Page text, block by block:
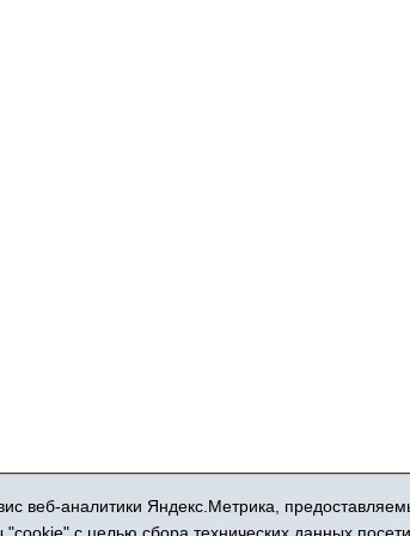
16+ © 2015-
номер СМИ ЭЛ № ФС 77 - 66052 выдан
веб-аналитики Яндекс.Метрика,